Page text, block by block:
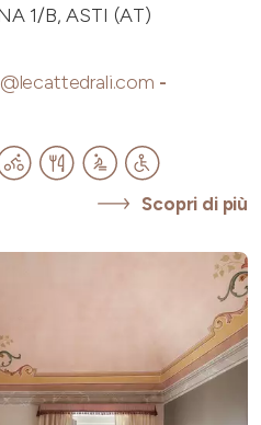
1/B, ASTI (AT)
-
Scopri di più